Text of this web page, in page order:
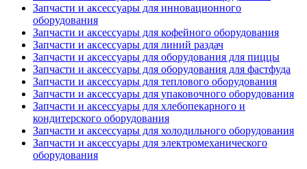
Запчасти и аксессуары для инновационного
оборудования
Запчасти и аксессуары для кофейного оборудования
Запчасти и аксессуары для линий раздач
Запчасти и аксессуары для оборудования для пиццы
Запчасти и аксессуары для оборудования для фастфуда
Запчасти и аксессуары для теплового оборудования
Запчасти и аксессуары для упаковочного оборудования
Запчасти и аксессуары для хлебопекарного и
кондитерского оборудования
Запчасти и аксессуары для холодильного оборудования
Запчасти и аксессуары для электромеханического
оборудования